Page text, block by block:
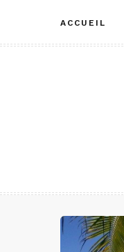
contenu
ACCUEIL